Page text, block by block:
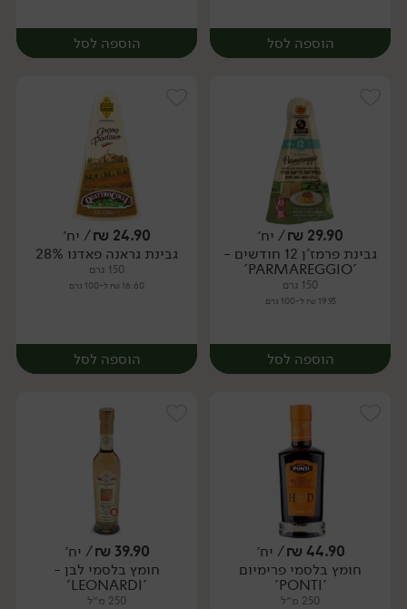
הוספה לסל
יח׳
הוספה לסל
יח׳
29.90
₪/ יח׳
גבינת פרמז'ן 12 חודשים -
'PARMAREGGIO'
150 גרם
19.93 ₪ ל-100 גרם
הוספה לסל
יח׳
24.90
₪/ יח׳
גבינת גראנה פאדנו 28%
150 גרם
16.60 ₪ ל-100 גרם
הוספה לסל
יח׳
44.90
₪/ יח׳
חומץ בלסמי פרימיום
'PONTI'
250 מ״ל
39.90
₪/ יח׳
חומץ בלסמי לבן -
'LEONARDI'
250 מ״ל